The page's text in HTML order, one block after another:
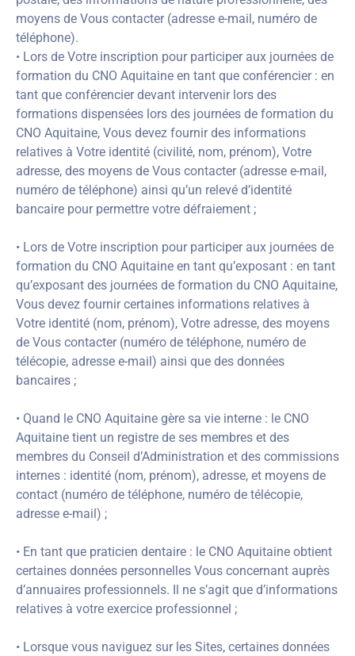
moyens de Vous contacter (adresse e-mail, numéro de
téléphone).
• Lors de Votre inscription pour participer aux journées de
formation du CNO Aquitaine en tant que conférencier : en
tant que conférencier devant intervenir lors des
formations dispensées lors des journées de formation du
CNO Aquitaine, Vous devez fournir des informations
relatives à Votre identité (civilité, nom, prénom), Votre
adresse, des moyens de Vous contacter (adresse e-mail,
numéro de téléphone) ainsi qu’un relevé d’identité
bancaire pour permettre votre défraiement ;
• Lors de Votre inscription pour participer aux journées de
formation du CNO Aquitaine en tant qu’exposant : en tant
qu’exposant des journées de formation du CNO Aquitaine,
Vous devez fournir certaines informations relatives à
Votre identité (nom, prénom), Votre adresse, des moyens
de Vous contacter (numéro de téléphone, numéro de
télécopie, adresse e-mail) ainsi que des données
bancaires ;
• Quand le CNO Aquitaine gère sa vie interne : le CNO
Aquitaine tient un registre de ses membres et des
membres du Conseil d’Administration et des commissions
internes : identité (nom, prénom), adresse, et moyens de
contact (numéro de téléphone, numéro de télécopie,
adresse e-mail) ;
• En tant que praticien dentaire : le CNO Aquitaine obtient
certaines données personnelles Vous concernant auprès
d’annuaires professionnels. Il ne s’agit que d’informations
relatives à votre exercice professionnel ;
• Lorsque vous naviguez sur les Sites, certaines données